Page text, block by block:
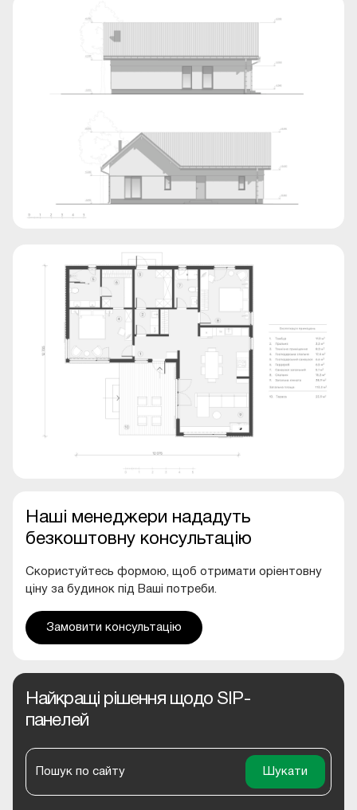
Наші менеджери нададуть
безкоштовну консультацію
Скористуйтесь формою, щоб отримати оріентовну
ціну за будинок під Ваші потреби.
Замовити консультацію
Найкращі рішення щодо SIP-
панелей